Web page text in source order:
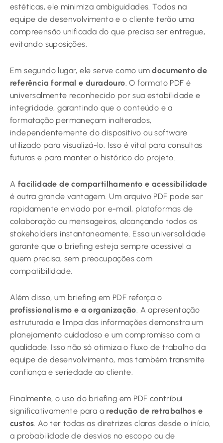
estéticas, ele minimiza ambiguidades. Todos na
equipe de desenvolvimento e o cliente terão uma
compreensão unificada do que precisa ser entregue,
evitando suposições.
Em segundo lugar, ele serve como umdocumento de
referência formal e duradouro. O formato PDF é
universalmente reconhecido por sua estabilidade e
integridade, garantindo que o conteúdo e a
formatação permaneçam inalterados,
independentemente do dispositivo ou software
utilizado para visualizá-lo. Isso é vital para consultas
futuras e para manter o histórico do projeto.
A facilidade de compartilhamento e acessibilidade
é outra grande vantagem. Um arquivo PDF pode ser
rapidamente enviado por e-mail, plataformas de
colaboração ou mensageiros, alcançando todos os
stakeholders instantaneamente. Essa universalidade
garante que o briefing esteja sempre acessível a
quem precisa, sem preocupações com
compatibilidade.
Além disso, um briefing em PDF reforça o
profissionalismo e a organização. A apresentação
estruturada e limpa das informações demonstra um
planejamento cuidadoso e um compromisso com a
qualidade. Isso não só otimiza o fluxo de trabalho da
equipe de desenvolvimento, mas também transmite
confiança e seriedade ao cliente.
Finalmente, o uso do briefing em PDF contribui
significativamente para a redução de retrabalhos e
custos. Ao ter todas as diretrizes claras desde o início,
a probabilidade de desvios no escopo ou de